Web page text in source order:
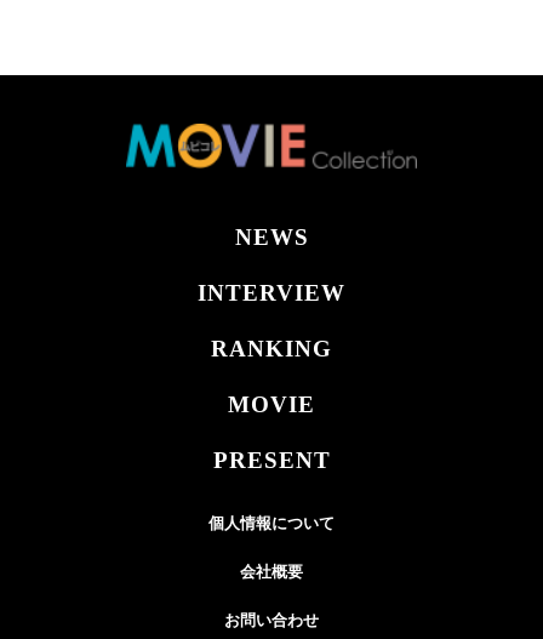
NEWS
INTERVIEW
RANKING
MOVIE
PRESENT
個人情報について
会社概要
お問い合わせ